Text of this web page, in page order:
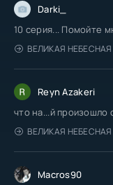
Darki_
10 серия... Помойте
ВЕЛИКАЯ
Reyn Azakeri
что на...й произошло
ВЕЛИКАЯ
Macros90